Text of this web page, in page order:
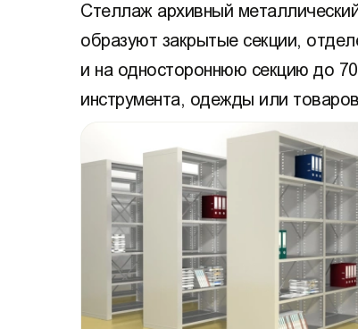
Стеллаж архивный
образуют закрытые секции,
и на одностороннюю секцию до
инструмента, одежды или